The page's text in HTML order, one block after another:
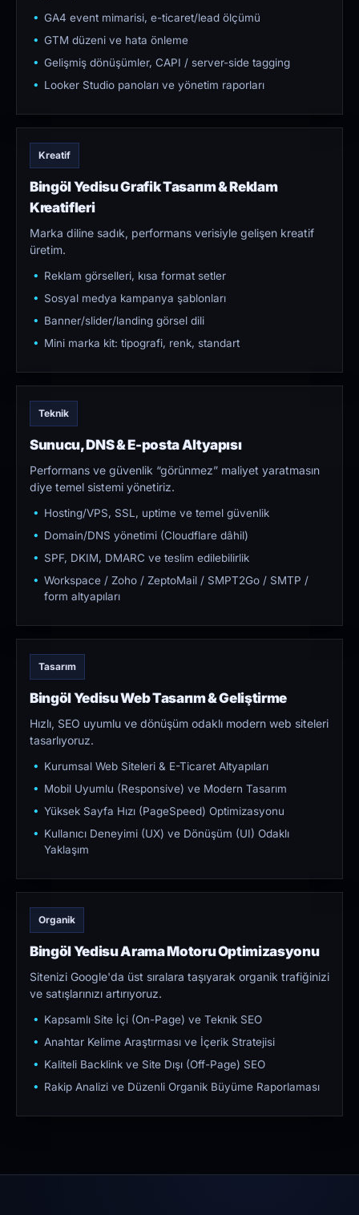
GA4 event mimarisi, e-ticaret/lead ölçümü
GTM düzeni ve hata önleme
Gelişmiş dönüşümler, CAPI / server-side tagging
Looker Studio panoları ve yönetim raporları
Kreatif
Bingöl Yedisu Grafik Tasarım & Reklam
Kreatifleri
Marka diline sadık, performans verisiyle gelişen kreatif
üretim.
Reklam görselleri, kısa format setler
Sosyal medya kampanya şablonları
Banner/slider/landing görsel dili
Mini marka kit: tipografi, renk, standart
Teknik
Sunucu, DNS & E-posta Altyapısı
Performans ve güvenlik “görünmez” maliyet yaratmasın
diye temel sistemi yönetiriz.
Hosting/VPS, SSL, uptime ve temel güvenlik
Domain/DNS yönetimi (Cloudflare dâhil)
SPF, DKIM, DMARC ve teslim edilebilirlik
Workspace / Zoho / ZeptoMail / SMPT2Go / SMTP /
form altyapıları
Tasarım
Bingöl Yedisu Web Tasarım & Geliştirme
Hızlı, SEO uyumlu ve dönüşüm odaklı modern web siteleri
tasarlıyoruz.
Kurumsal Web Siteleri & E-Ticaret Altyapıları
Mobil Uyumlu (Responsive) ve Modern Tasarım
Yüksek Sayfa Hızı (PageSpeed) Optimizasyonu
Kullanıcı Deneyimi (UX) ve Dönüşüm (UI) Odaklı
Yaklaşım
Organik
Bingöl Yedisu Arama Motoru Optimizasyonu
Sitenizi Google'da üst sıralara taşıyarak organik trafiğinizi
ve satışlarınızı artırıyoruz.
Kapsamlı Site İçi (On-Page) ve Teknik SEO
Anahtar Kelime Araştırması ve İçerik Stratejisi
Kaliteli Backlink ve Site Dışı (Off-Page) SEO
Rakip Analizi ve Düzenli Organik Büyüme Raporlaması